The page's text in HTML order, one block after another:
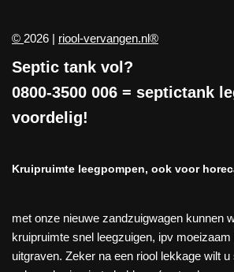
© 2026 | riool-vervangen.nl®
Septic tank vol?
0800-3500 006 = septictank
voordelig!
Kruipruimte leegpompen, ook voor
met onze nieuwe zandzuigwagen kunnen
kruipruimte snel leegzuigen, ipv
uitgraven. Zeker na een riool lekkage wilt